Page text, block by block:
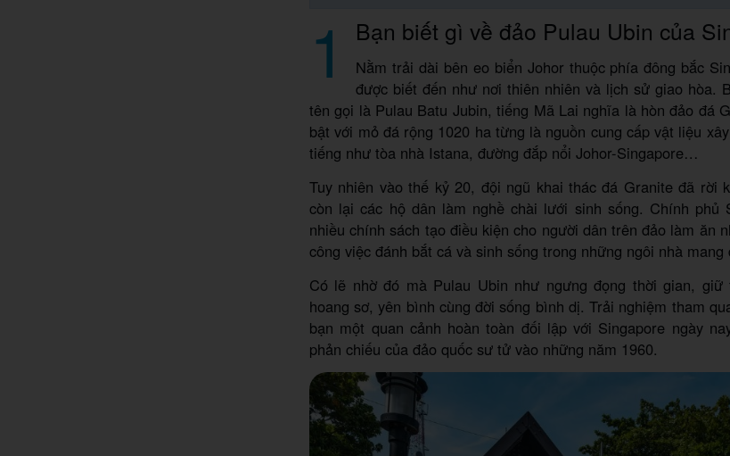
1 Bạn biết gì về đảo Pulau Ubin của
Nằm trải dài bên eo biển Johor thuộc phía đông bắc
được biết đến như nơi thiên nhiên và lịch sử giao hòa.
tên gọi là Pulau Batu Jubin, tiếng Mã Lai nghĩa là hòn đảo đá
bật với mỏ đá rộng 1020 ha từng là nguồn cung cấp vật liệu
tiếng như tòa nhà Istana, đường đắp nổi Johor-Singapore…
Tuy nhiên vào thế kỷ 20, đội ngũ khai thác đá Granite đã rời
còn lại các hộ dân làm nghề chài lưới sinh sống. Chính phủ
nhiều chính sách tạo điều kiện cho người dân trên đảo làm ăn
công việc đánh bắt cá và sinh sống trong những ngôi nhà
Có lẽ nhờ đó mà Pulau Ubin như ngưng đọng thời gian, giữ
hoang sơ, yên bình cùng đời sống bình dị. Trải nghiệm tham
bạn một quan cảnh hoàn toàn đối lập với Singapore ngày
phản chiếu của đảo quốc sư tử vào những năm 1960.